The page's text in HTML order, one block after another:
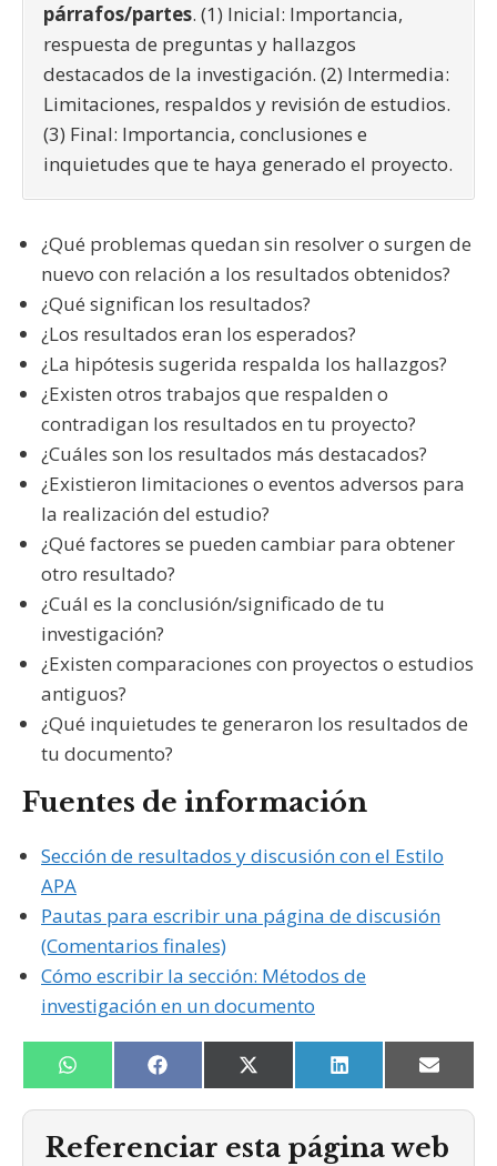
párrafos/partes. (1) Inicial: Importancia,
respuesta de preguntas y hallazgos
destacados de la investigación. (2) Intermedia:
Limitaciones, respaldos y revisión de estudios.
(3) Final: Importancia, conclusiones e
inquietudes que te haya generado el proyecto.
¿Qué problemas quedan sin resolver o surgen de
nuevo con relación a los resultados obtenidos?
¿Qué significan los resultados?
¿Los resultados eran los esperados?
¿La hipótesis sugerida respalda los hallazgos?
¿Existen otros trabajos que respalden o
contradigan los resultados en tu proyecto?
¿Cuáles son los resultados más destacados?
¿Existieron limitaciones o eventos adversos para
la realización del estudio?
¿Qué factores se pueden cambiar para obtener
otro resultado?
¿Cuál es la conclusión/significado de tu
investigación?
¿Existen comparaciones con proyectos o estudios
antiguos?
¿Qué inquietudes te generaron los resultados de
tu documento?
Fuentes de información
Sección de resultados y discusión con el Estilo
APA
Pautas para escribir una página de discusión
(Comentarios finales)
Cómo escribir la sección: Métodos de
investigación en un documento
Compartir
en
W
h
a
s
Compartir
en
F
a
c
b
Compartir
en
X
(
T
i
Compartir
en
L
i
n
e
en
E
m
a
i
l
Referenciar esta página web